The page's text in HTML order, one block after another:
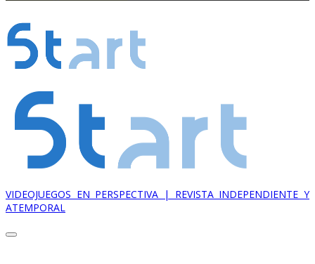
VIDEOJUEGOS EN PERSPECTIVA | REVISTA INDEPENDIENTE Y
ATEMPORAL